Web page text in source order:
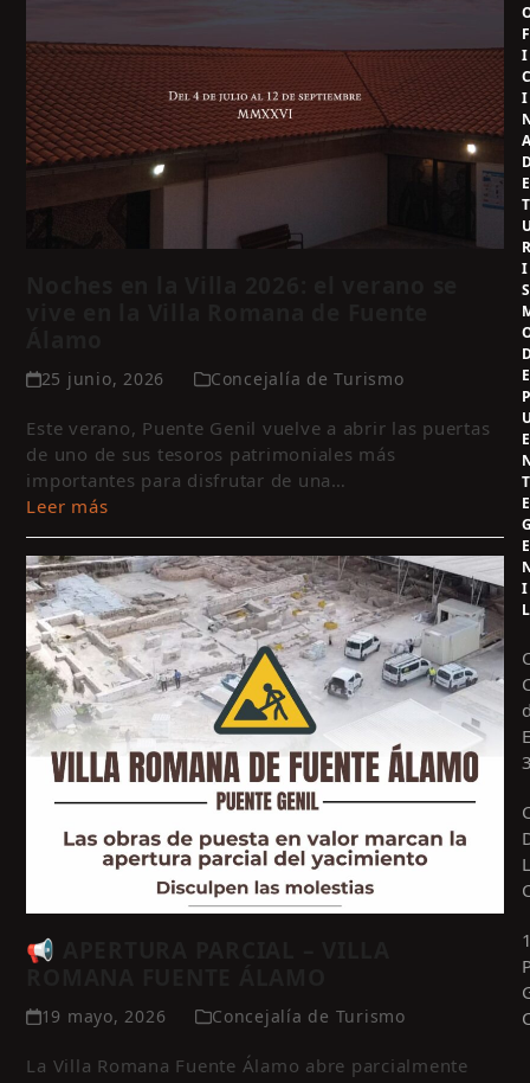
25 junio, 2026 Concejalía de Turismo
Este verano, Puente Genil vuelve a abrir las puertas
de uno de sus tesoros patrimoniales más
importantes para disfrutar de una…
Leer más
📢 APERTURA PARCIAL – VILLA
19 mayo, 2026 Concejalía de Turismo
La Villa Romana Fuente Álamo abre parcialmente
F
I
I
E
T
I
S
E
E
T
E
E
I
L